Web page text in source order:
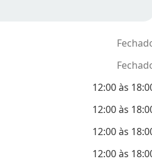
12:00às
12:00às
12:00às
12:00às